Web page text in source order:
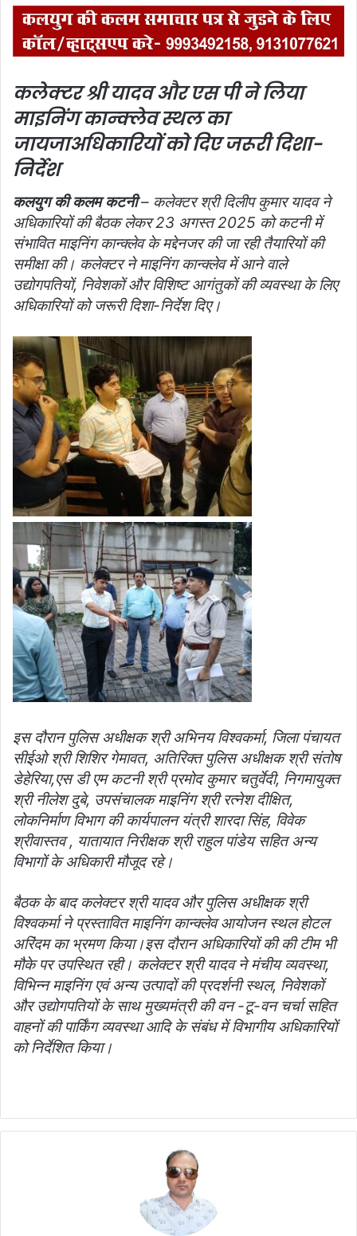
कलेक्टर श्री यादव और एस पी ने लिया
माइनिंग कान्क्लेव स्थल का
जायजाअधिकारियों को दिए जरूरी दिशा-
निर्देश
कलयुग की कलम कटनी– कलेक्टर श्री दिलीप कुमार यादव ने
अधिकारियों की बैठक लेकर 23 अगस्त 2025 को कटनी में
संभावित माइनिंग कान्क्लेव के मद्देनजर की जा रही तैयारियों की
समीक्षा की। कलेक्टर ने माइनिंग कान्क्लेव में आने वाले
उद्योगपतियों, निवेशकों और विशिष्ट आगंतुकों की व्यवस्था के लिए
अधिकारियों को जरूरी दिशा-निर्देश दिए।
इस दौरान पुलिस अधीक्षक श्री अभिनय विश्वकर्मा, जिला पंचायत
सीईओ श्री शिशिर गेमावत, अतिरिक्त पुलिस अधीक्षक श्री संतोष
डेहेरिया,एस डी एम कटनी श्री प्रमोद कुमार चतुर्वेदी, निगमायुक्त
श्री नीलेश दुबे, उपसंचालक माइनिंग श्री रत्नेश दीक्षित,
लोकनिर्माण विभाग की कार्यपालन यंत्री शारदा सिंह, विवेक
श्रीवास्तव , यातायात निरीक्षक श्री राहुल पांडेय सहित अन्य
विभागों के अधिकारी मौजूद रहे।
बैठक के बाद कलेक्टर श्री यादव और पुलिस अधीक्षक श्री
विश्वकर्मा ने प्रस्तावित माइनिंग कान्क्लेव आयोजन स्थल होटल
अरिंदम का भ्रमण किया।इस दौरान अधिकारियों की की टीम भी
मौके पर उपस्थित रही। कलेक्टर श्री यादव ने मंचीय व्यवस्था,
विभिन्न माइनिंग एवं अन्य उत्पादों की प्रदर्शनी स्थल, निवेशकों
और उद्योगपतियों के साथ मुख्यमंत्री की वन -टू-वन चर्चा सहित
वाहनों की पार्किंग व्यवस्था आदि के संबंध में विभागीय अधिकारियों
को निर्देशित किया।